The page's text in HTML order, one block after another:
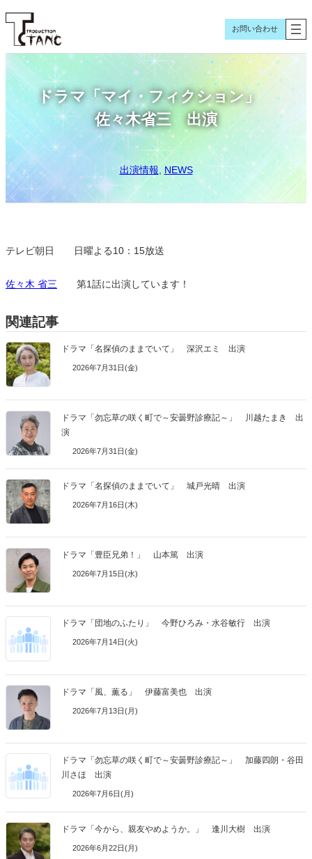
内
を
プ
お問い合わせ
ドラマ「マイ・フィクション」
佐々木省三 出演
出演情報, NEWS
テレビ朝日 日曜よる10：15放送
佐々木 省三 第1話に出演しています！
関連記事
ドラマ「名探偵のままでいて」 深沢エミ 出演
2026年7月31日(金)
ドラマ「勿忘草の咲く町で～安曇野診療記～」 川越たまき 出
演
2026年7月31日(金)
ドラマ「名探偵のままでいて」 城戸光晴 出演
2026年7月16日(木)
ドラマ「豊臣兄弟！」 山本篤 出演
2026年7月15日(水)
ドラマ「団地のふたり」 今野ひろみ・水谷敏行 出演
2026年7月14日(火)
ドラマ「風、薫る」 伊藤富美也 出演
2026年7月13日(月)
ドラマ「勿忘草の咲く町で～安曇野診療記～」 加藤四朗・谷田
川さほ 出演
2026年7月6日(月)
ドラマ「今から、親友やめようか。」 逢川大樹 出演
2026年6月22日(月)